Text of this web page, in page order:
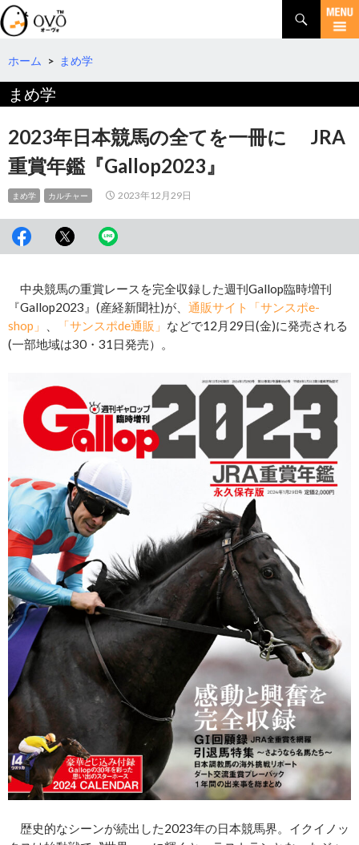
検
索
コ
テ
へ
動
ホーム > まめ学
まめ学
2023年日本競馬の全てを一冊に JRA
重賞年鑑『Gallop2023』
まめ学 カルチャー 2023年12月29日
中央競馬の重賞レースを完全収録した週刊Gallop臨時増刊
『Gallop2023』(産経新聞社)が、 通販サイト「サンスポe-
shop」
「サンスポde通販」 などで12月29日(金)に発売される
(一部地域は30・31日発売）。
歴史的なシーンが続出した2023年の日本競馬界。イクイノッ